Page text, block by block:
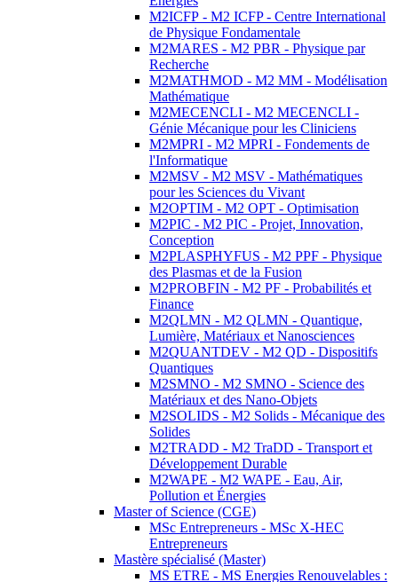
M2ICFP - M2 ICFP - Centre International
de Physique Fondamentale
M2MARES - M2 PBR - Physique par
Recherche
M2MATHMOD - M2 MM - Modélisation
Mathématique
M2MECENCLI - M2 MECENCLI -
Génie Mécanique pour les Cliniciens
M2MPRI - M2 MPRI - Fondements de
l'Informatique
M2MSV - M2 MSV - Mathématiques
pour les Sciences du Vivant
M2OPTIM - M2 OPT - Optimisation
M2PIC - M2 PIC - Projet, Innovation,
Conception
M2PLASPHYFUS - M2 PPF - Physique
des Plasmas et de la Fusion
M2PROBFIN - M2 PF - Probabilités et
Finance
M2QLMN - M2 QLMN - Quantique,
Lumière, Matériaux et Nanosciences
M2QUANTDEV - M2 QD - Dispositifs
Quantiques
M2SMNO - M2 SMNO - Science des
Matériaux et des Nano-Objets
M2SOLIDS - M2 Solids - Mécanique des
Solides
M2TRADD - M2 TraDD - Transport et
Développement Durable
M2WAPE - M2 WAPE - Eau, Air,
Pollution et Énergies
Master of Science (CGE)
MSc Entrepreneurs - MSc X-HEC
Entrepreneurs
Mastère spécialisé (Master)
MS ETRE - MS Energies Renouvelables :